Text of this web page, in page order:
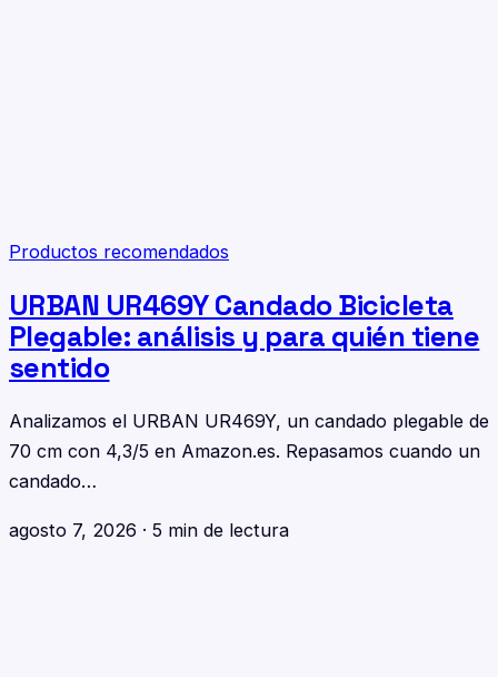
Productos recomendados
URBAN UR469Y Candado Bicicleta
Plegable: análisis y para quién tiene
sentido
Analizamos el URBAN UR469Y, un candado plegable de
70 cm con 4,3/5 en Amazon.es. Repasamos cuando un
candado…
agosto 7, 2026 · 5 min de lectura